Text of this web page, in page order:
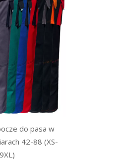
do pasa w
42-88 (XS-
9XL)